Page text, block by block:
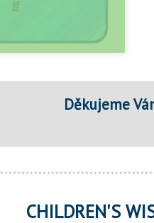
Děkujeme
CHILDREN'S